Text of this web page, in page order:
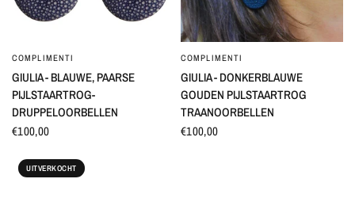
SNEL BEKIJKEN
COMPLIMENTI
GIULIA - BLAUWE, PAARSE
PIJLSTAARTROG-
DRUPPELOORBELLEN
€100,00
SNEL BEKIJKEN
COMPLIMENTI
GIULIA - DONKERBLAUWE
GOUDEN PIJLSTAARTROG
TRAANOORBELLEN
€100,00
UITVERKOCHT